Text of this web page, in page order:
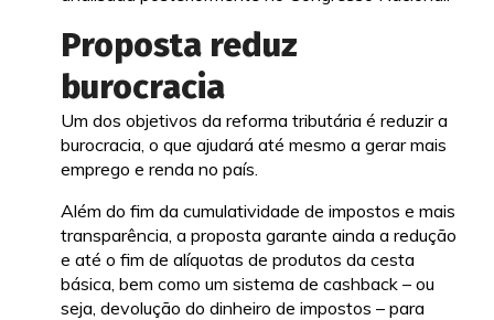
Proposta reduz
burocracia
Um dos objetivos da reforma tributária é reduzir a
burocracia, o que ajudará até mesmo a gerar mais
emprego e renda no país.
Além do fim da cumulatividade de impostos e mais
transparência, a proposta garante ainda a redução
e até o fim de alíquotas de produtos da cesta
básica, bem como um sistema de cashback – ou
seja, devolução do dinheiro de impostos – para